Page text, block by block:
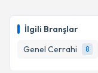
İlgili Branşlar
Genel Cerrahi
8
takvim
E-posta